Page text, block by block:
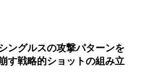
ングルスの攻撃パターンを
す戦略的ショットの組み立